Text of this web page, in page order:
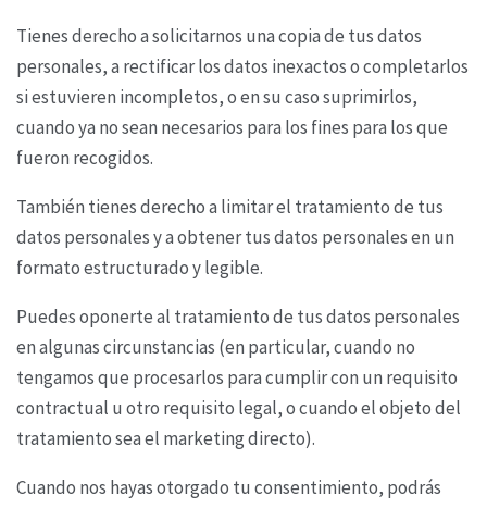
Tienes derecho a solicitarnos una copia de tus datos
personales, a rectificar los datos inexactos ocompletarlos
si estuvieren incompletos, o en su caso suprimirlos,
cuando ya no sean necesarios para los fines para los que
fueron recogidos.
También tienes derecho a limitar el tratamiento de tus
datos personales y a obtener tus datos personales en un
formato estructurado y legible.
Puedes oponerte al tratamiento de tus datos personales
en algunas circunstancias (en particular,cuando no
tengamos que procesarlos para cumplir con un requisito
contractual u otro requisito legal, o cuando el objeto del
tratamiento sea el marketing directo).
Cuando nos hayas otorgado tu consentimiento, podrás